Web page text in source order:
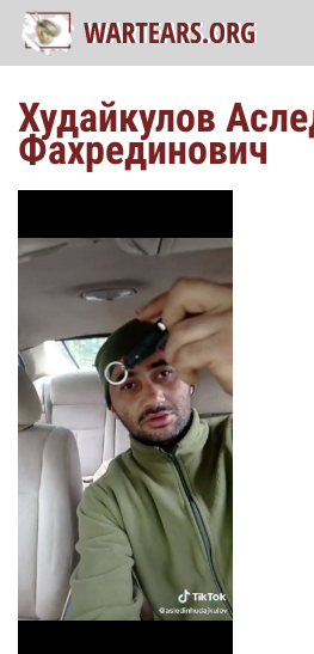
Худайкулов
Фахрединович